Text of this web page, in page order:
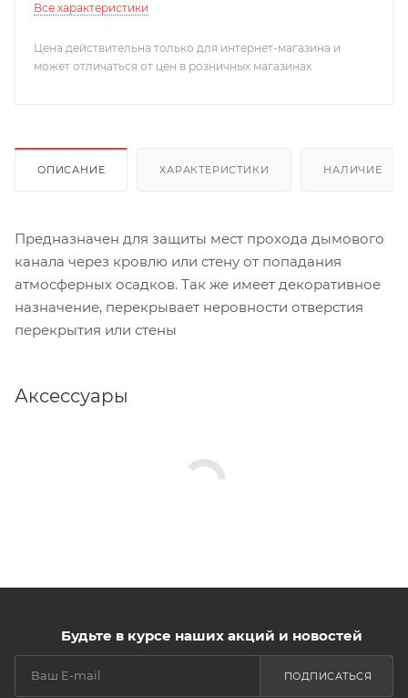
Все характеристики
Цена действительна только для интернет-магазина и
может отличаться от цен в розничных магазинах
ОПИСАНИЕ ХАРАКТЕРИСТИКИ НАЛИЧИЕ
Предназначен для защиты мест прохода дымового
канала через кровлю или стену от попадания
атмосферных осадков. Так же имеет декоративное
назначение, перекрывает неровности отверстия
перекрытия или стены
Аксессуары
Будьте в курсе наших акций и новостей
ПОДПИСАТЬСЯ